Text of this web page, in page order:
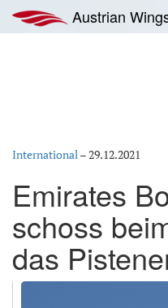
Inhalt
springen
Austrian
International–29.12.2021
Emirates
schoss
das